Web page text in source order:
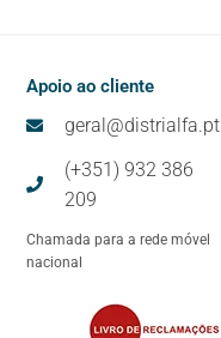
Apoio ao cliente
geral@distrialfa.pt
(+351) 932 386
209
Chamada para a rede móvel
nacional